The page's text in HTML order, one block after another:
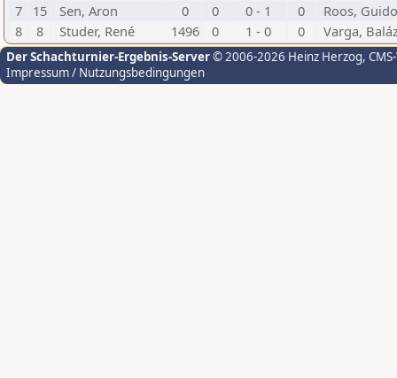
7
15 Sen, Aron 0 0 0 - 1 0
Roos, Guido
8
8 Studer, René 1496 0 1 - 0 0 Varga,
Der Schachturnier-Ergebnis-Server© 2006-2026 Heinz Herzog,
Impressum / Nutzungsbedingungen